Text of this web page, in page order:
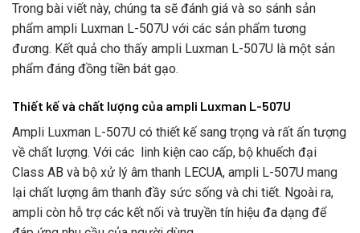
Trong bài viết này, chúng ta sẽ đánh giá và so sánh sản
phẩm ampli Luxman L-507U với các sản phẩm tương
đương. Kết quả cho thấy ampli Luxman L-507U là một sản
phẩm đáng đồng tiền bát gạo.
Thiết kế và chất lượng của ampli Luxman L-507U
Ampli Luxman L-507U có thiết kế sang trọng và rất ấn tượng
về chất lượng. Với các linh kiện cao cấp, bộ khuếch đại
Class AB và bộ xử lý âm thanh LECUA, ampli L-507U mang
lại chất lượng âm thanh đầy sức sống và chi tiết. Ngoài ra,
ampli còn hỗ trợ các kết nối và truyền tín hiệu đa dạng để